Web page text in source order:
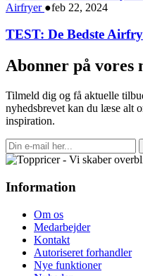
Airfryer ●feb 22, 2024
TEST: De Bedste
Abonner på vores
Tilmeld dig og få aktuelle
nyhedsbrevet kan du læse alt
inspiration.
Information
Om os
Medarbejder
Kontakt
Autoriseret forhandler
Nye funktioner